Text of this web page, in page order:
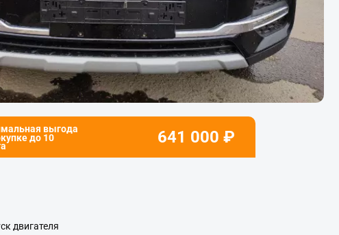
выгода
до 10 641 000 ₽
двигателя